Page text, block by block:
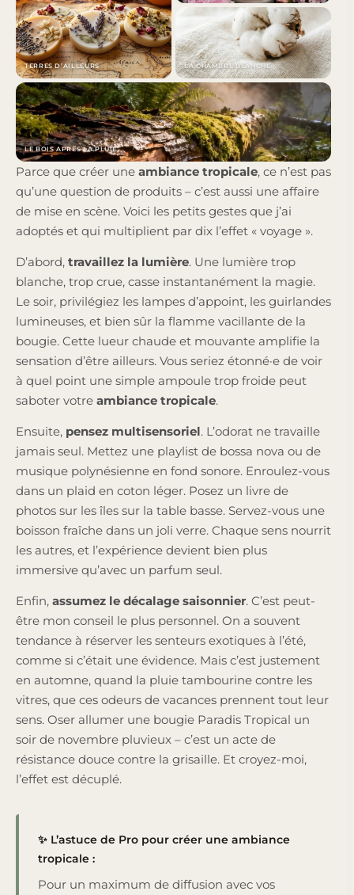
TERRES D’AILLEURS LA CHAMBRE BLANCHE
LE BOIS APRÈS LA PLUIE
Parce que créer une ambiance tropicale, ce n’est pas
qu’une question de produits – c’est aussi une affaire
de mise en scène. Voici les petits gestes que j’ai
adoptés et qui multiplient par dix l’effet « voyage ».
D’abord, travaillez la lumière. Une lumière trop
blanche, trop crue, casse instantanément la magie.
Le soir, privilégiez les lampes d’appoint, les guirlandes
lumineuses, et bien sûr la flamme vacillante de la
bougie. Cette lueur chaude et mouvante amplifie la
sensation d’être ailleurs. Vous seriez étonné·e de voir
à quel point une simple ampoule trop froide peut
saboter votre ambiance tropicale.
Ensuite, pensez multisensoriel. L’odorat ne travaille
jamais seul. Mettez une playlist de bossa nova ou de
musique polynésienne en fond sonore. Enroulez-vous
dans un plaid en coton léger. Posez un livre de
photos sur les îles sur la table basse. Servez-vous une
boisson fraîche dans un joli verre. Chaque sens nourrit
les autres, et l’expérience devient bien plus
immersive qu’avec un parfum seul.
Enfin, assumez le décalage saisonnier. C’est peut-
être mon conseil le plus personnel. On a souvent
tendance à réserver les senteurs exotiques à l’été,
comme si c’était une évidence. Mais c’est justement
en automne, quand la pluie tambourine contre les
vitres, que ces odeurs de vacances prennent tout leur
sens. Oser allumer une bougie Paradis Tropical un
soir de novembre pluvieux – c’est un acte de
résistance douce contre la grisaille. Et croyez-moi,
l’effet est décuplé.
✨ L’astuce de Pro pour créer une ambiance
tropicale :
Pour un maximum de diffusion avec vos